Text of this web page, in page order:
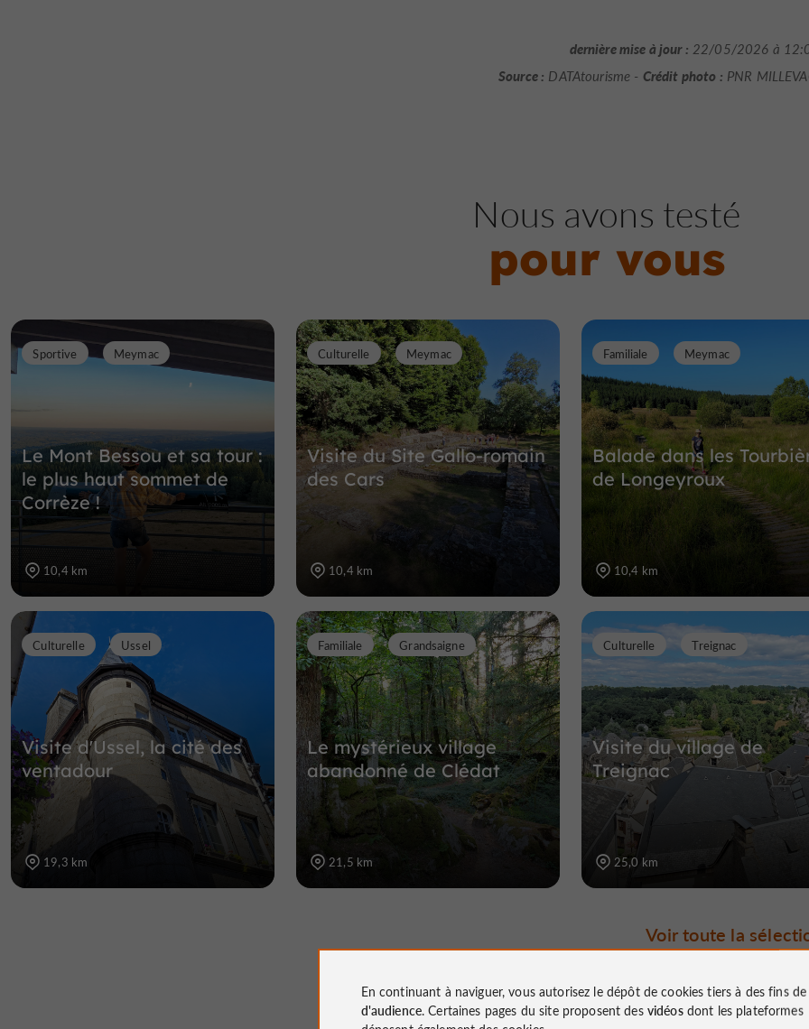
dernière mise à jour : 22/05/2026 à
Source : DATAtourisme - Crédit photo : PNR
Nous avons testé
pour vous
Le Mont Bessou et sa tour :
le plus haut sommet de
Corrèze !
Sportive Meymac
10,4 km
Visite du Site Gallo-romain
des Cars
Culturelle Meymac
10,4 km
Balade dans les
de Longeyroux
Familiale Meymac
10,4 km
Visite d'Ussel, la cité des
ventadour
Culturelle Ussel
19,3 km
Le mystérieux village
abandonné de Clédat
Familiale Grandsaigne
21,5 km
Visite du village de
Treignac
Culturelle Treignac
25,0 km
Voir toute la
En continuant à naviguer, vous autorisez le dépôt de cookies tiers à des fins
d'audience. Certaines pages du site proposent des vidéosdont les plateformes